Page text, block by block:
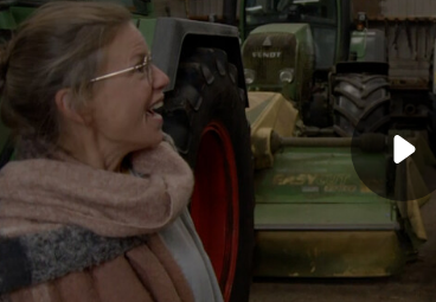
Jan John Julius
Nieuwsbrief Uitzendingen